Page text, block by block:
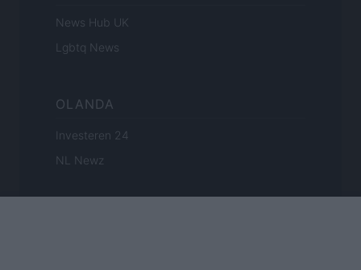
News Hub UK
Lgbtq News
OLANDA
Investeren 24
NL Newz